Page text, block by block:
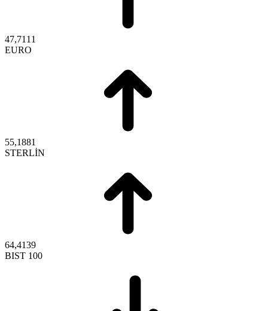
47,7111
EURO
55,1881
STERLİN
64,4139
BIST 100